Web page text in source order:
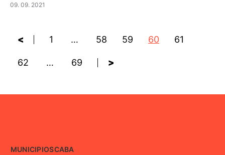
09. 09. 2021
< 1 … 58 59 60 61
62 … 69 >
MUNICIPIOSCABA